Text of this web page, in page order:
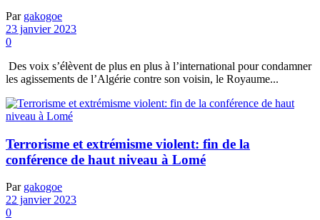
Par gakogoe
23 janvier 2023
0
Des voix s’élèvent de plus en plus à l’international pour condamner
les agissements de l’Algérie contre son voisin, le Royaume...
Terrorisme et extrémisme violent: fin de la
conférence de haut niveau à Lomé
Par gakogoe
22 janvier 2023
0